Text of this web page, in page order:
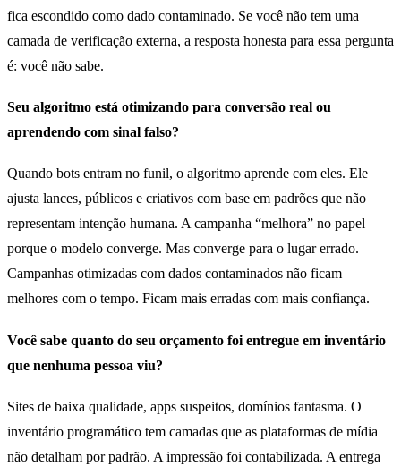
fica escondido como dado contaminado. Se você não tem uma
camada de verificação externa, a resposta honesta para essa pergunta
é: você não sabe.
Seu algoritmo está otimizando para conversão real ou
aprendendo com sinal falso?
Quando bots entram no funil, o algoritmo aprende com eles. Ele
ajusta lances, públicos e criativos com base em padrões que não
representam intenção humana. A campanha “melhora” no papel
porque o modelo converge. Mas converge para o lugar errado.
Campanhas otimizadas com dados contaminados não ficam
melhores com o tempo. Ficam mais erradas com mais confiança.
Você sabe quanto do seu orçamento foi entregue em inventário
que nenhuma pessoa viu?
Sites de baixa qualidade, apps suspeitos, domínios fantasma. O
inventário programático tem camadas que as plataformas de mídia
não detalham por padrão. A impressão foi contabilizada. A entrega